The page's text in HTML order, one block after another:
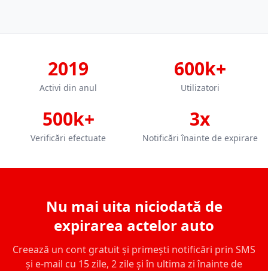
2019
Activi din anul
600k+
Utilizatori
500k+
Verificări efectuate
3x
Notificări înainte de expirare
Nu mai uita niciodată de
expirarea actelor auto
Creează un cont gratuit și primești notificări prin SMS
și e-mail cu 15 zile, 2 zile și în ultima zi înainte de